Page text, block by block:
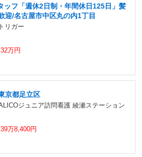
ッフ「週休2日制・年間休日125日」髪
迎/名古屋市中区丸の内1丁目
リガー
万円
京都足立区
ジュニア訪問看護 綾瀬ステーション
万8,400円